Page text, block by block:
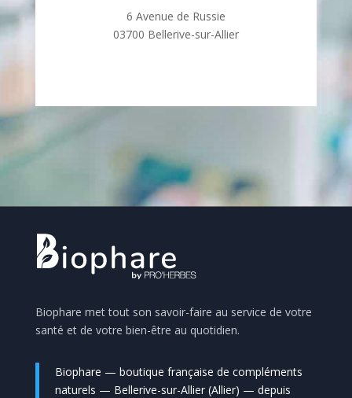
6 Avenue de Russie
03700 Bellerive-sur-Allier
Biophare met tout son savoir-faire au service de votre
santé et de votre bien-être au quotidien.
Biophare — boutique française de compléments
naturels — Bellerive-sur-Allier (Allier) — depuis